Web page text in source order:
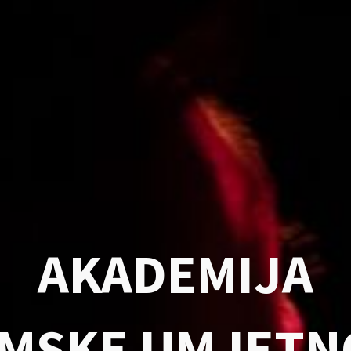
AKADEMIJA